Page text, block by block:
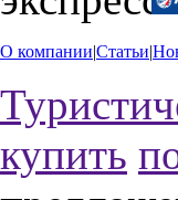
О компании Статьи
купить